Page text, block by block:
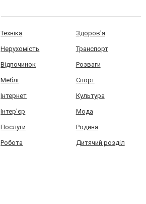
Техніка Здоров'я
Нерухомість Транспорт
Відпочинок Розваги
Меблі Спорт
Інтернет Культура
Інтер'єр Мода
Послуги Родина
Робота Дитячий розділ